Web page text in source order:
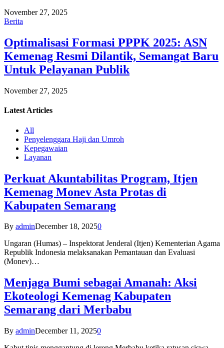
November 27, 2025
Berita
Optimalisasi Formasi PPPK 2025: ASN
Kemenag Resmi Dilantik, Semangat Baru
Untuk Pelayanan Publik
November 27, 2025
Latest Articles
All
Penyelenggara Haji dan Umroh
Kepegawaian
Layanan
Perkuat Akuntabilitas Program, Itjen
Kemenag Monev Asta Protas di
Kabupaten Semarang
By adminDecember 18, 20250
Ungaran (Humas) – Inspektorat Jenderal (Itjen) Kementerian Agama
Republik Indonesia melaksanakan Pemantauan dan Evaluasi
(Monev)…
Menjaga Bumi sebagai Amanah: Aksi
Ekoteologi Kemenag Kabupaten
Semarang dari Merbabu
By adminDecember 11, 20250